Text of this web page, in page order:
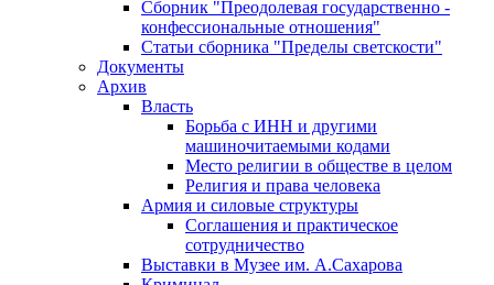
Сборник "Преодолевая государственно -
конфессиональные отношения"
Статьи сборника "Пределы светскости"
Документы
Архив
Власть
Борьба с ИНН и другими
машиночитаемыми кодами
Место религии в обществе в целом
Религия и права человека
Армия и силовые структуры
Соглашения и практическое
сотрудничество
Выставки в Музее им. А.Сахарова